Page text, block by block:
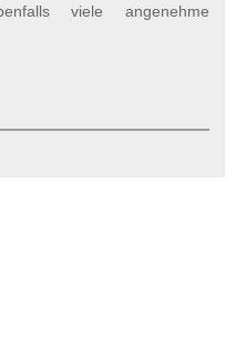
viele angenehme